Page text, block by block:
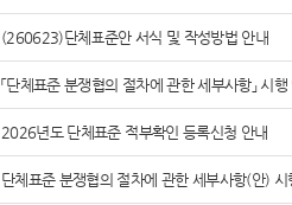
(260623)단체표준안 서식 및 작성방법 안내
「단체표준 분쟁협의 절차에 관한 세부사항」 시행
2026년도 단체표준 적부확인 등록신청 안내
단체표준 분쟁협의 절차에 관한 세부사항(안) 시